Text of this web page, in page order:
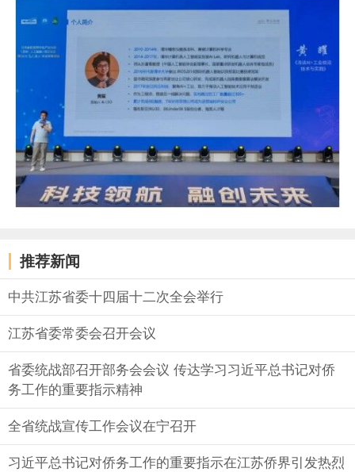
推荐新闻
中共江苏省委十四届十二次全会举行
江苏省委常委会召开会议
省委统战部召开部务会会议 传达学习习近平总书记对侨
务工作的重要指示精神
全省统战宣传工作会议在宁召开
习近平总书记对侨务工作的重要指示在江苏侨界引发热烈